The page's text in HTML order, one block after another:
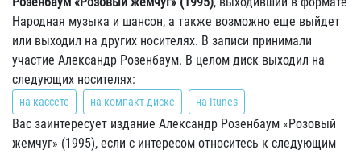
Народная музыка и шансон, а также возможно еще выйдет
или выходил на других носителях. В записи принимали
участие Александр Розенбаум. В целом диск выходил на
следующих носителях:
на кассете на компакт-диске на Itunes
Вас заинтересует издание Александр Розенбаум «Розовый
жемчуг» (1995), если с интересом относитесь к следующим